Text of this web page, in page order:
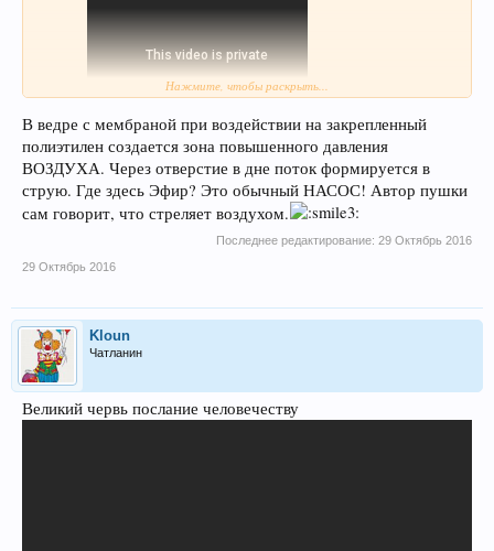
сбивают
Нажмите, чтобы раскрыть...
В ведре с мембраной при воздействии на закрепленный
полиэтилен создается зона повышенного давления
ВОЗДУХА. Через отверстие в дне поток формируется в
струю. Где здесь Эфир? Это обычный НАСОС! Автор пушки
сам говорит, что стреляет воздухом.
Последнее редактирование: 29 Октябрь 2016
29 Октябрь 2016
Kloun
Чатланин
Великий червь послание человечеству